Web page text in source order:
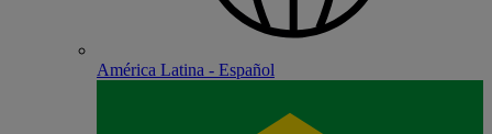
América Latina - Español